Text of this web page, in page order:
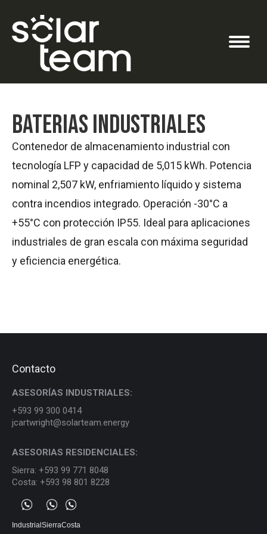
Baterias Industriales
Contenedor de almacenamiento industrial con
tecnología LFP y capacidad de 5,015 kWh. Potencia
nominal 2,507 kW, enfriamiento líquido y sistema
contra incendios integrado. Operación -30°C a
+55°C con protección IP55. Ideal para aplicaciones
industriales de gran escala con máxima seguridad
y eficiencia energética.
Contacto
ASESORÍAS INDUSTRIALES:
+593 99 300 0414
jcartwright@solarteam.energy
ASESORIAS RESIDENCIALES:
Sierra: +593 99 771 8048
Costa: +593 98 801 8228
Industrial SierraCosta